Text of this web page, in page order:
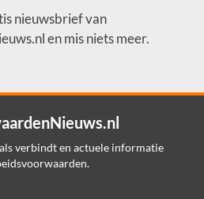
nieuwsbrief van
en mis niets meer.
verbindt en actuele informatie